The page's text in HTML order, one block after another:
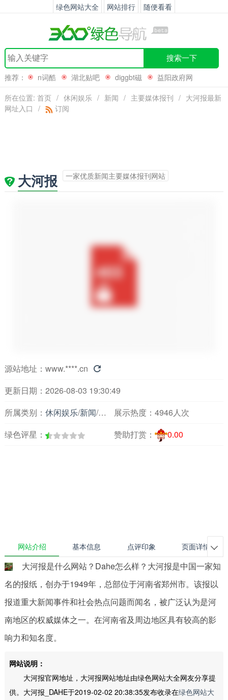
绿色网站大全 网站排行 随便看看
搜索一下
推荐： n词酷 湖北贴吧 diggbt磁
益阳政府网
所在位置: 首页 / 休闲娱乐 / 新闻 / 主要媒体报刊 / 大河报最新
网址入口 / 订阅
大河报 一家优质新闻主要媒体报刊网站
源站地址： www.****.cn 
更新日期：2026-08-03 19:30:49
所属类别： 休闲娱乐/新闻/主要媒体报刊
展示热度： 4946人次
绿色评星：
赞助打赏： 0.00
网站介绍 基本信息 点评印象 页面详情 
大河报是什么网站？Dahe怎么样？大河报是中国一家知
名的报纸，创办于1949年，总部位于河南省郑州市。该报以
报道重大新闻事件和社会热点问题而闻名，被广泛认为是河
南地区的权威媒体之一。在河南省及周边地区具有较高的影
响力和知名度。
网站说明：
大河报官网地址，大河报网站地址由绿色网站大全网友分享提
供。大河报_DAHE于2019-02-02 20:38:35发布收录在绿色网站大